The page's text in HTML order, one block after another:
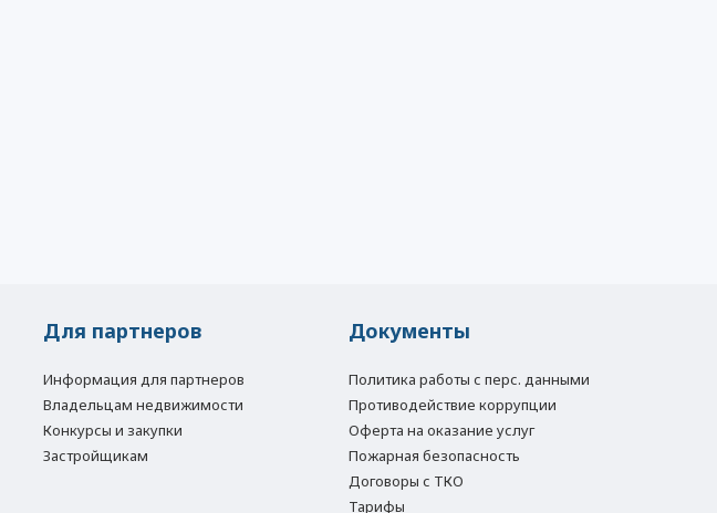
Для партнеров
Информация для партнеров
Владельцам недвижимости
Конкурсы и закупки
Застройщикам
Документы
Политика работы с перс. данными
Противодействие коррупции
Оферта на оказание услуг
Пожарная безопасность
Договоры с ТКО
Тарифы